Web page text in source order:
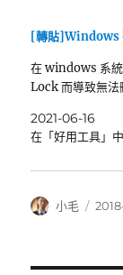
[轉貼]Windows
在 windows 系
Lock 而導致無
2021-06-16
在「好用工具」中
作
小毛
發